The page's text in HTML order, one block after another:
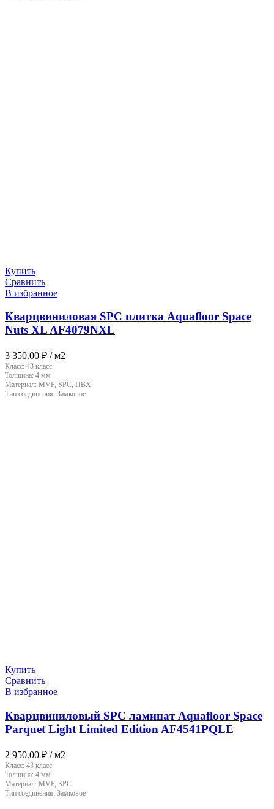
Купить
Сравнить
В избранное
Кварцвиниловая SPC плитка Aquafloor Space
Nuts XL AF4079NXL
3 350.00 ₽ / м2
Класс: 43 класс
Толщина: 4 мм
Материал: MVF, SPC, ПВХ
Тип соединения: Замковое
Купить
Сравнить
В избранное
Кварцвиниловый SPC ламинат Aquafloor Space
Parquet Light Limited Edition AF4541PQLE
2 950.00 ₽ / м2
Класс: 43 класс
Толщина: 4 мм
Материал: MVF, SPC
Тип соединения: Замковое